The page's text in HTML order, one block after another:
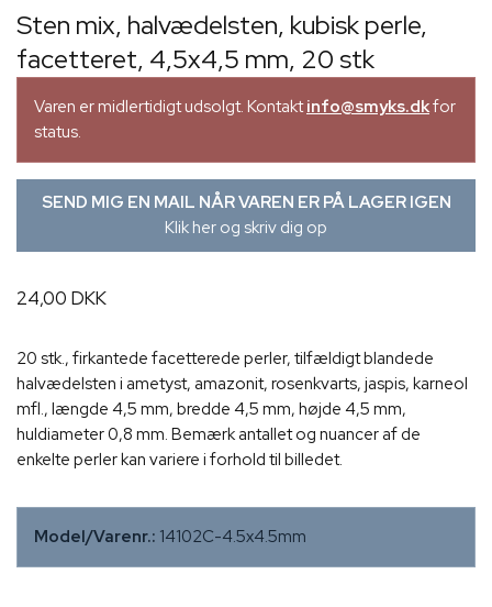
Sten mix, halvædelsten, kubisk perle,
facetteret, 4,5x4,5 mm, 20 stk
Varen er midlertidigt udsolgt. Kontaktinfo@smyks.dkfor
status.
SEND MIG EN MAIL NÅR VAREN ER PÅ LAGER IGEN
Klik her og skriv dig op
24,00 DKK
20 stk., firkantede facetterede perler, tilfældigt blandede
halvædelsten i ametyst, amazonit, rosenkvarts, jaspis, karneol
mfl., længde 4,5 mm, bredde 4,5 mm, højde 4,5 mm,
huldiameter 0,8 mm. Bemærk antallet og nuancer af de
enkelte perler kan variere i forhold til billedet.
Model/Varenr.: 14102C-4.5x4.5mm